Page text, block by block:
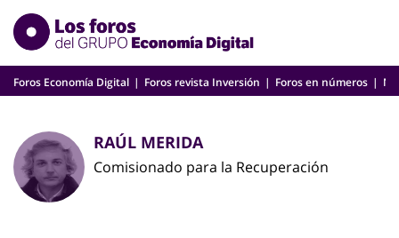
Skip
content
Foros Economía Digital Foros revista Inversión Foros en números
RAÚL MERIDA
Comisionado para la Recuperación